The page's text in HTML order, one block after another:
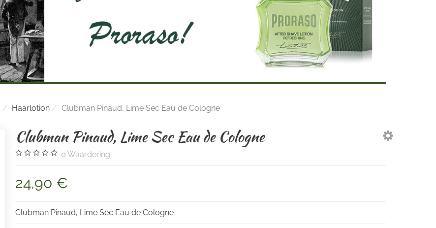
Haarlotion Clubman Pinaud, Lime Sec Eau de Cologne
Clubman Pinaud, Lime Sec Eau de Cologne
0 Waardering
24,90 €
Clubman Pinaud, Lime Sec Eau de Cologne